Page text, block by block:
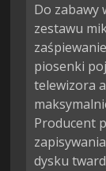
Do zabawy
zestawu
piosenki
telewizora
Producent
dysku